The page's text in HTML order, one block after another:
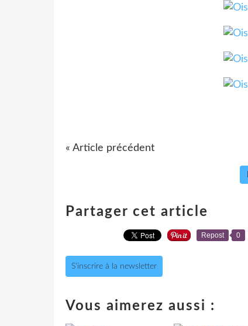
« Article précédent
Partager cet article
Repost 0
S'inscrire à la newsletter
Vous aimerez aussi :